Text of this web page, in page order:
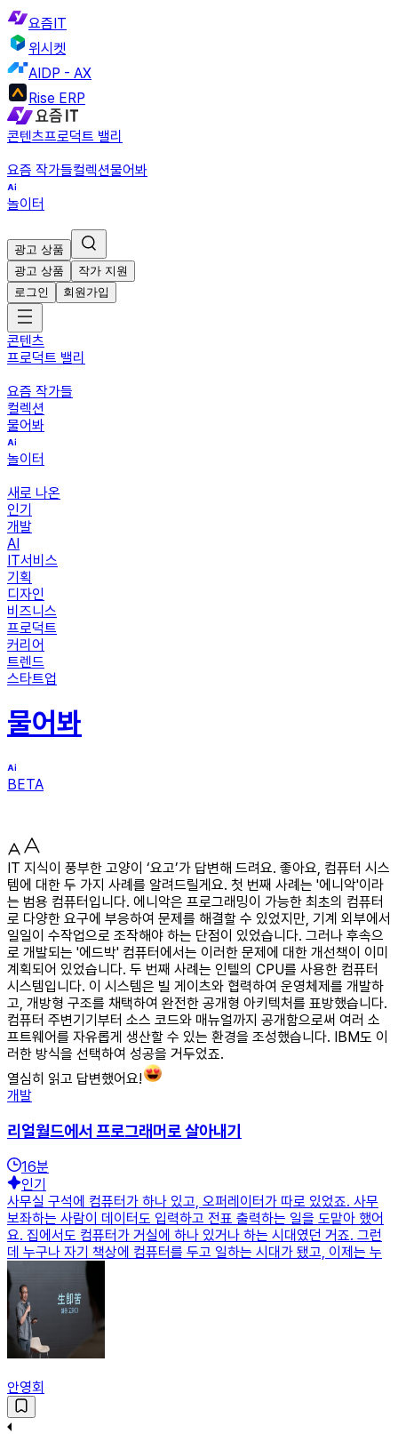
요즘IT
위시켓
AIDP - AX
Rise ERP
콘텐츠프로덕트 밸리
요즘 작가들컬렉션물어봐
놀이터
광고 상품
광고 상품
작가 지원
로그인
회원가입
콘텐츠
프로덕트 밸리
요즘 작가들
컬렉션
물어봐
놀이터
새로 나온
인기
개발
AI
IT서비스
기획
디자인
비즈니스
프로덕트
커리어
트렌드
스타트업
물어봐
BETA
IT 지식이 풍부한 고양이 ‘요고’가 답변해 드려요. 좋아요, 컴퓨터 시스
템에 대한 두 가지 사례를 알려드릴게요. 첫 번째 사례는 '에니악'이라
는 범용 컴퓨터입니다. 에니악은 프로그래밍이 가능한 최초의 컴퓨터
로 다양한 요구에 부응하여 문제를 해결할 수 있었지만, 기계 외부에서
일일이 수작업으로 조작해야 하는 단점이 있었습니다. 그러나 후속으
로 개발되는 '에드박' 컴퓨터에서는 이러한 문제에 대한 개선책이 이미
계획되어 있었습니다. 두 번째 사례는 인텔의 CPU를 사용한 컴퓨터
시스템입니다. 이 시스템은 빌 게이츠와 협력하여 운영체제를 개발하
고, 개방형 구조를 채택하여 완전한 공개형 아키텍처를 표방했습니다.
컴퓨터 주변기기부터 소스 코드와 매뉴얼까지 공개함으로써 여러 소
프트웨어를 자유롭게 생산할 수 있는 환경을 조성했습니다. IBM도 이
러한 방식을 선택하여 성공을 거두었죠.
열심히 읽고 답변했어요!
개발
리얼월드에서 프로그래머로 살아내기
16분
인기
사무실 구석에 컴퓨터가 하나 있고, 오퍼레이터가 따로 있었죠. 사무
보좌하는 사람이 데이터도 입력하고 전표 출력하는 일을 도맡아 했어
요. 집에서도 컴퓨터가 거실에 하나 있거나 하는 시대였던 거죠. 그런
데 누구나 자기 책상에 컴퓨터를 두고 일하는 시대가 됐고, 이제는 누
안영회